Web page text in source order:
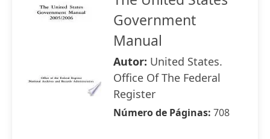
Government
Manual
Autor: United States.
Office Of The Federal
Register
Número de Páginas: 708